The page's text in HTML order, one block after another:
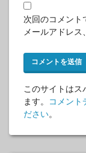
次回のコメント
メールアドレス
このサイトはス
ます。
コメント
ださい。